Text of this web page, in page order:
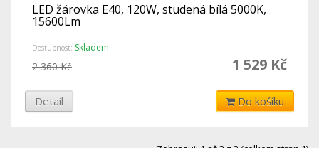
LED žárovka E40, 120W, studená bílá 5000K,
15600Lm
Dostupnost: Skladem
1 529 Kč
2 360 Kč
Detail Do košíku